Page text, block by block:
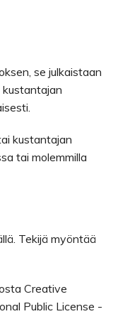
se julkaistaan
kustantajan
kustantajan
tai molemmilla
Tekijä myöntää
Creative
Public License -